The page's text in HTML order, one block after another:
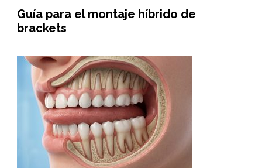
Guía para el montaje híbrido de
brackets